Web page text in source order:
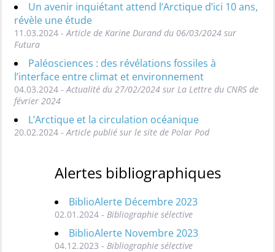
Un avenir inquiétant attend l’Arctique d’ici 10 ans,
révèle une étude
11.03.2024 - Article de Karine Durand du 06/03/2024 sur
Futura
Paléosciences : des révélations fossiles à
l’interface entre climat et environnement
04.03.2024 - Actualité du 27/02/2024 sur La Lettre du CNRS de
février 2024
L’Arctique et la circulation océanique
20.02.2024 - Article publié sur le site de Polar Pod
Alertes bibliographiques
BiblioAlerte Décembre 2023
02.01.2024 - Bibliographie sélective
BiblioAlerte Novembre 2023
04.12.2023 - Bibliographie sélective